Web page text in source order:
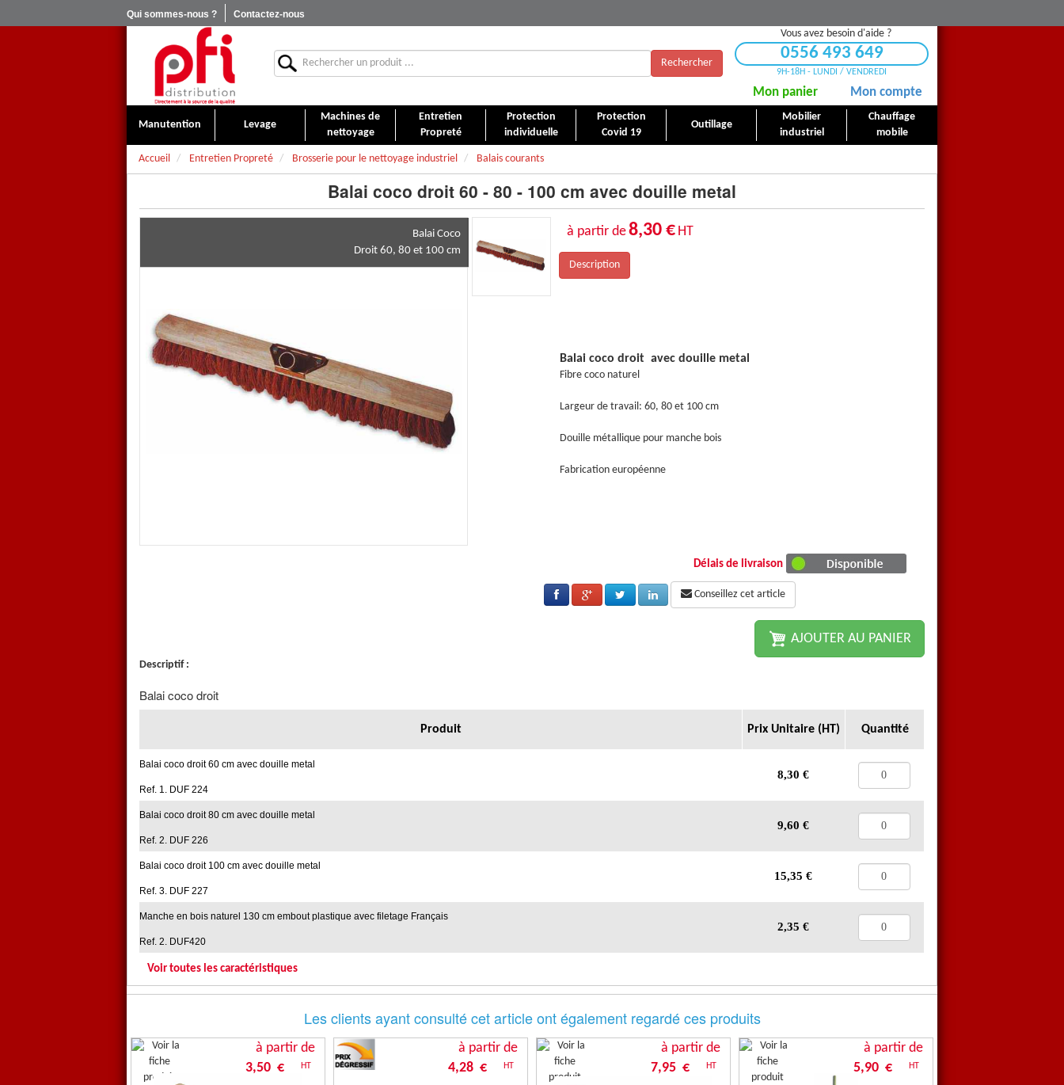
Qui sommes-nous ? Contactez-nous
Rechercher
Vous avez besoin d'aide ?
0556 493 649
9H-18H - LUNDI / VENDREDI
Mon panier Mon compte
Manutention Levage
Machines de
nettoyage
Entretien
Propreté
Protection
individuelle
Protection
Covid 19
Outillage
Mobilier
industriel
Chauffage
mobile
Accueil Entretien Propreté Brosserie pour le nettoyage industriel Balais courants
Balai coco droit 60 - 80 - 100 cm avec douille metal
Balai Coco
Droit 60, 80 et 100 cm
à partir de8,30 € HT
Description
Balai coco droit avec douille metal
Fibre coco naturel
Largeur de travail: 60, 80 et 100 cm
Balai coco droit avec douille metal
Fibre coco naturel
Largeur de travail: 60, 80 et 100 cm
Douille métallique pour manche bois
Fabrication européenne
Délais de livraison
Conseillez cet article
AJOUTER AU PANIER
Descriptif :
Balai coco droit
Produit Prix Unitaire (HT) Quantité
Balai coco droit 60 cm avec douille metal
Ref. 1. DUF 224
8,30 €
Balai coco droit 80 cm avec douille metal
Ref. 2. DUF 226
9,60 €
Balai coco droit 100 cm avec douille metal
Ref. 3. DUF 227
15,35 €
Manche en bois naturel 130 cm embout plastique avec filetage Français
Ref. 2. DUF420
2,35 €
Voir toutes les caractéristiques
Les clients ayant consulté cet article ont également regardé ces produits
à partir de
3,50 €
HT
à partir de
4,28 €
HT
à partir de
7,95 €
HT
à partir de
5,90 €
HT